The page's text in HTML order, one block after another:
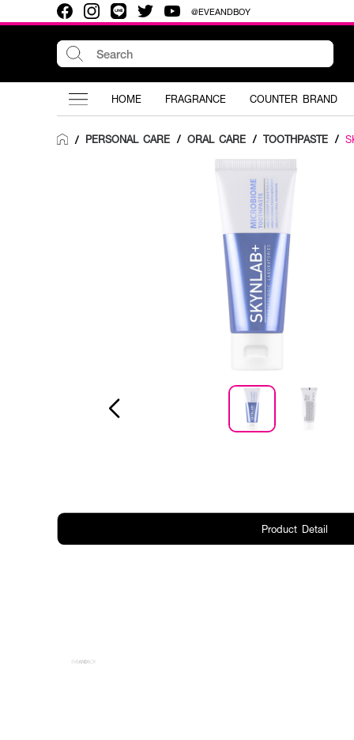
@EVEANDBOY
HOME FRAGRANCE COUNTER BRAND
/ PERSONAL CARE / ORAL CARE / TOOTHPASTE /
Product Detail